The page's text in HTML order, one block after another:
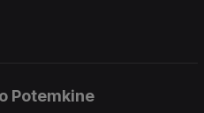
Potemkine